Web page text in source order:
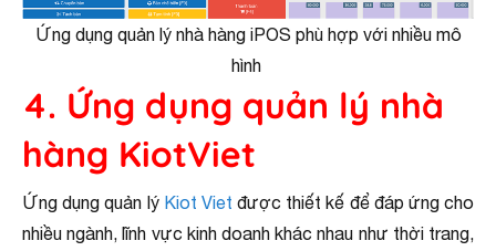
Ứng dụng quản lý nhà hàng iPOS phù hợp với nhiều mô
hình
4. Ứng dụng quản lý nhà
hàng KiotViet
Ứng dụng quản lý Kiot Viet được thiết kế để đáp ứng cho
nhiều ngành, lĩnh vực kinh doanh khác nhau như thời trang,